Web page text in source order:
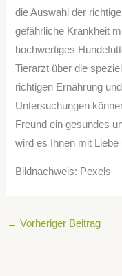
die Auswahl der
gefährliche Krankheit
hochwertiges
Tierarzt über die
richtigen Ernährung
Untersuchungen
Freund ein gesundes
wird es Ihnen mit Liebe
Bildnachweis: Pexels
← Vorheriger Beitrag